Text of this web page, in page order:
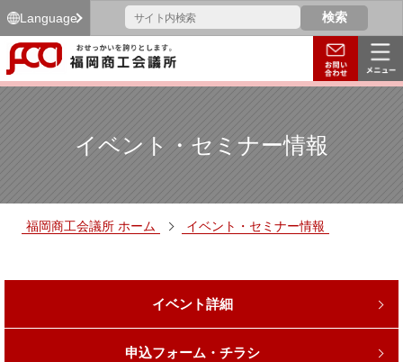
Language
イベント・セミナー情報
福岡商工会議所 ホーム イベント・セミナー情報
イベント詳細
申込フォーム・チラシ